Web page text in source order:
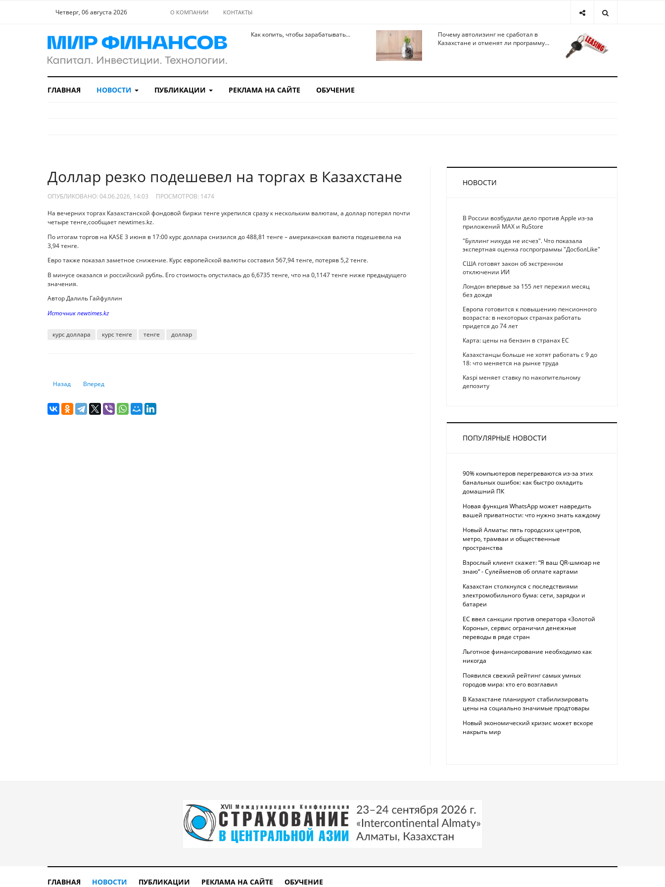
Четверг, 06 августа 2026 О КОМПАНИИ КОНТАКТЫ
Как копить, чтобы зарабатывать...
Почему автолизинг не сработал в
Казахстане и отменят ли программу...
ГЛАВНАЯ НОВОСТИ ПУБЛИКАЦИИ РЕКЛАМА НА САЙТЕ ОБУЧЕНИЕ
Доллар резко подешевел на торгах в Казахстане
ОПУБЛИКОВАНО: 04.06.2026, 14:03 ПРОСМОТРОВ: 1474
На вечерних торгах Казахстанской фондовой биржи тенге укрепился сразу к нескольким валютам, а доллар потерял почти
четыре тенге,сообщает newtimes.kz.
По итогам торгов на KASE 3 июня в 17:00 курс доллара снизился до 488,81 тенге – американская валюта подешевела на
3,94 тенге.
Евро также показал заметное снижение. Курс европейской валюты составил 567,94 тенге, потеряв 5,2 тенге.
В минусе оказался и российский рубль. Его стоимость опустилась до 6,6735 тенге, что на 0,1147 тенге ниже предыдущего
значения.
Автор Далиль Гайфуллин
Источник newtimes.kz
курс доллара курс тенге тенге доллар
Предыдущий: Власти подтвердили повышение минимальной зарплаты в Казахстане
Назад Следующий: Финансовый суверенитет и ставка на себя: Силуанов объявил о планах России полностью погасить внешний госдолг
Вперед
НОВОСТИ
В России возбудили дело против Apple из-за
приложений MAX и RuStore
"Буллинг никуда не исчез". Что показала
экспертная оценка госпрограммы "ДосболLike"
США готовят закон об экстренном
отключении ИИ
Лондон впервые за 155 лет пережил месяц
без дождя
Европа готовится к повышению пенсионного
возраста: в некоторых странах работать
придется до 74 лет
Карта: цены на бензин в странах ЕС
Казахстанцы больше не хотят работать с 9 до
18: что меняется на рынке труда
Kaspi меняет ставку по накопительному
депозиту
ПОПУЛЯРНЫЕ НОВОСТИ
90% компьютеров перегреваются из-за этих
банальных ошибок: как быстро охладить
домашний ПК
Новая функция WhatsApp может навредить
вашей приватности: что нужно знать каждому
Новый Алматы: пять городских центров,
метро, трамваи и общественные
пространства
Взрослый клиент скажет: “Я ваш QR-шмюар не
знаю“ - Сулейменов об оплате картами
Казахстан столкнулся с последствиями
электромобильного бума: сети, зарядки и
батареи
ЕС ввел санкции против оператора «Золотой
Короны», сервис ограничил денежные
переводы в ряде стран
Льготное финансирование необходимо как
никогда
Появился свежий рейтинг самых умных
городов мира: кто его возглавил
В Казахстане планируют стабилизировать
цены на социально значимые продтовары
Новый экономический кризис может вскоре
накрыть мир
ГЛАВНАЯ НОВОСТИ ПУБЛИКАЦИИ РЕКЛАМА НА САЙТЕ ОБУЧЕНИЕ